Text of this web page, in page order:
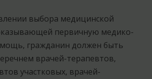
выбора медицинской
первичную медико-
гражданин должен быть
врачей-терапевтов,
участковых, врачей-